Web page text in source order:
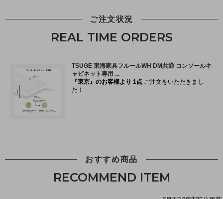
ご注文状況
REAL TIME ORDERS
おすすめ商品
RECOMMEND ITEM